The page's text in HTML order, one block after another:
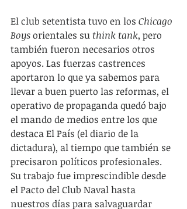
El club setentista tuvo en los Chicago
Boys orientales su think tank, pero
también fueron necesarios otros
apoyos. Las fuerzas castrences
aportaron lo que ya sabemos para
llevar a buen puerto las reformas, el
operativo de propaganda quedó bajo
el mando de medios entre los que
destaca El País (el diario de la
dictadura), al tiempo que también se
precisaron políticos profesionales.
Su trabajo fue imprescindible desde
el Pacto del Club Naval hasta
nuestros días para salvaguardar